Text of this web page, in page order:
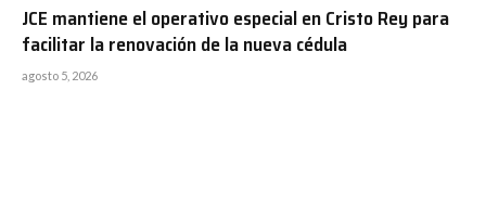
JCE mantiene el operativo especial en Cristo Rey para
facilitar la renovación de la nueva cédula
agosto 5, 2026